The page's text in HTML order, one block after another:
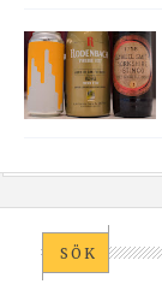
SÖK